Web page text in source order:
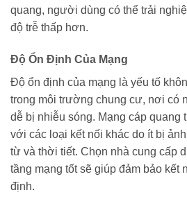
quang, người dùng có thể trải
độ trễ thấp hơn.
Độ Ổn Định Của Mạng
Độ ổn định của mạng là yếu tố
trong môi trường chung cư, nơi có
dễ bị nhiễu sóng. Mạng cáp
với các loại kết nối khác do ít bị
từ và thời tiết. Chọn nhà cung cấp
tầng mạng tốt sẽ giúp đảm bảo kết
định.